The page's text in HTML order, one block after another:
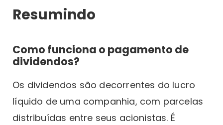
Resumindo
Como funciona o pagamento de
dividendos?
Os dividendos são decorrentes do lucro
líquido de uma companhia, com parcelas
distribuídas entre seus acionistas. É